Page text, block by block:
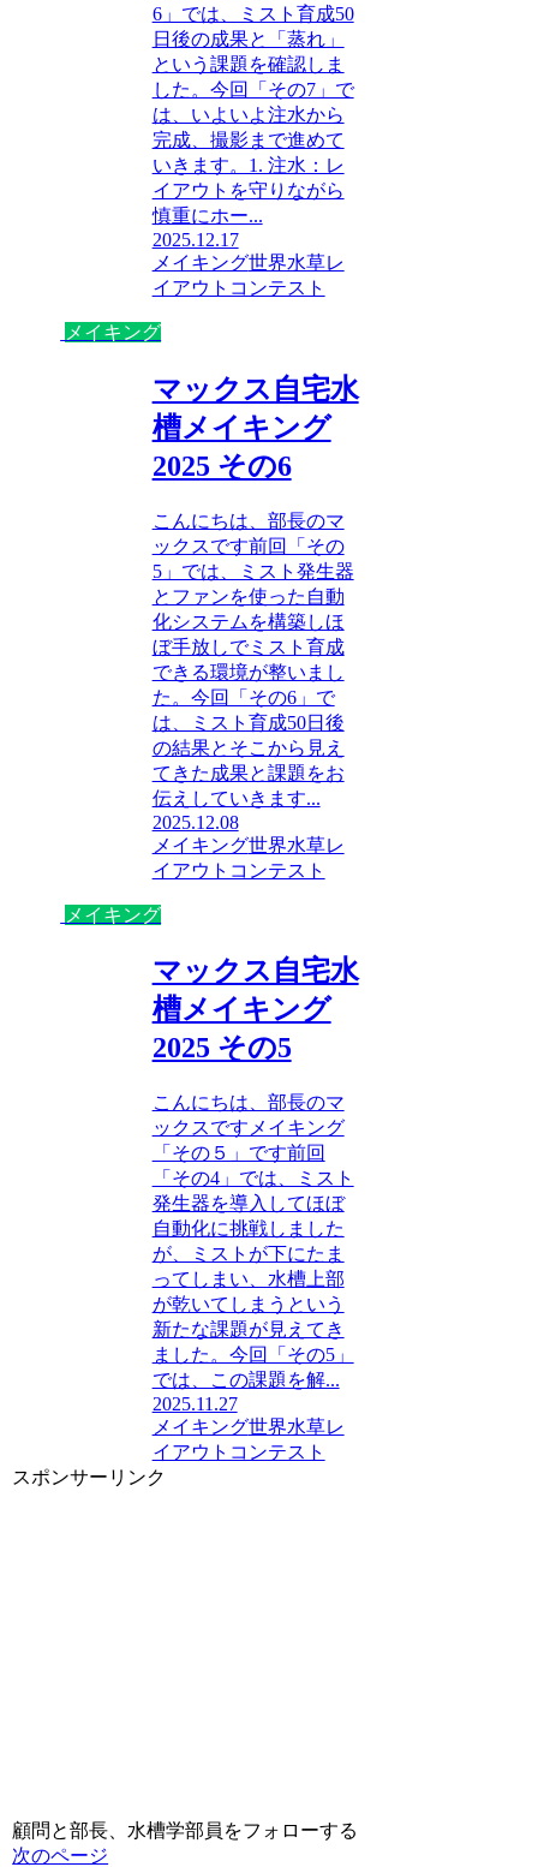
6」では、ミスト育成50
日後の成果と「蒸れ」
という課題を確認しま
した。今回「その7」で
は、いよいよ注水から
完成、撮影まで進めて
いきます。1. 注水：レ
イアウトを守りながら
慎重にホー...
2025.12.17
メイキング世界水草レ
イアウトコンテスト
メイキング
マックス自宅水
槽メイキング
2025 その6
こんにちは、部長のマ
ックスです前回「その
5」では、ミスト発生器
とファンを使った自動
化システムを構築しほ
ぼ手放しでミスト育成
できる環境が整いまし
た。今回「その6」で
は、ミスト育成50日後
の結果とそこから見え
てきた成果と課題をお
伝えしていきます...
2025.12.08
メイキング世界水草レ
イアウトコンテスト
メイキング
マックス自宅水
槽メイキング
2025 その5
こんにちは、部長のマ
ックスですメイキング
「その５」です前回
「その4」では、ミスト
発生器を導入してほぼ
自動化に挑戦しました
が、ミストが下にたま
ってしまい、水槽上部
が乾いてしまうという
新たな課題が見えてき
ました。今回「その5」
では、この課題を解...
2025.11.27
メイキング世界水草レ
イアウトコンテスト
スポンサーリンク
顧問と部長、水槽学部員をフォローする
次のページ